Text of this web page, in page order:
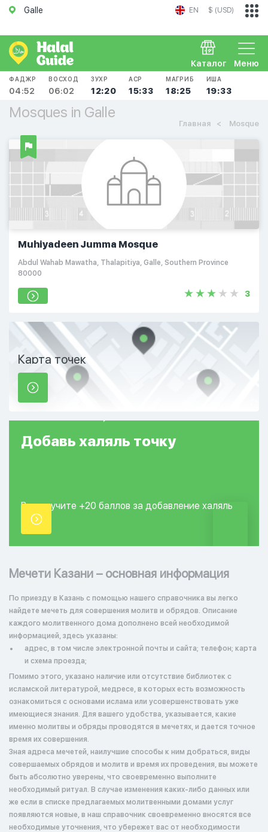
Galle EN $ (USD)
Меню
Каталог
ФАДЖР
04:52
ВОСХОД
06:02
ЗУХР
12:20
АСР
15:33
МАГРИБ
18:25
ИША
19:33
Mosques in Galle
Главная Mosque
Muhiyadeen Jumma Mosque
Abdul Wahab Mawatha, Thalapitiya, Galle, Southern Province
80000
3
Карта точек
Добавь халяль точку
Вы получите +20 баллов за добавление халяль
точки.
Мечети Казани – основная информация
По приезду в Казань с помощью нашего справочника вы легко
найдете мечеть для совершения молитв и обрядов. Описание
каждого молитвенного дома дополнено всей необходимой
информацией, здесь указаны:
адрес, в том числе электронной почты и сайта; телефон; карта
и схема проезда;
Помимо этого, указано наличие или отсутствие библиотек с
исламской литературой, медресе, в которых есть возможность
ознакомиться с основами ислама или усовершенствовать уже
имеющиеся знания. Для вашего удобства, указывается, какие
именно молитвы и обряды проводятся в мечетях, и дается точное
время их совершения.
Зная адреса мечетей, наилучшие способы к ним добраться, виды
совершаемых обрядов и молитв и время их проведения, вы можете
быть абсолютно уверены, что своевременно выполните
необходимый ритуал. В случае изменения каких-либо данных или
же если в списке предлагаемых молитвенными домами услуг
появляются новые, в наш справочник своевременно вносятся все
необходимые уточнения, что убережет вас от необходимости